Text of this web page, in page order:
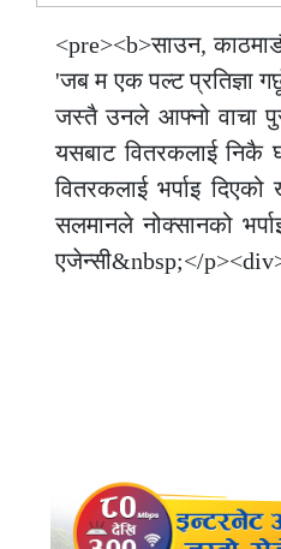
<pre><b>साउन,
'जब म एक पल्ट प्रतिज्ञा
जस्तै उनले आफ्नो वाचा
यसबाट वितरकलाई निकै
वितरकलाई भर्पाइ
सलमानले नोक्सानको
एजेन्सी&nbsp;</